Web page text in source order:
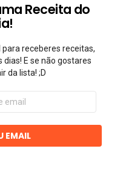
Receita do
receberes receitas,
E se não gostares
da lista! ;D
EMAIL